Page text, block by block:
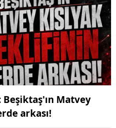
Beşiktaş'ın Matvey
arkası!